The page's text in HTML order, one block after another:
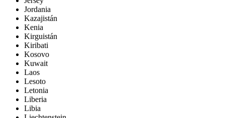
Jordania
Kazajistán
Kenia
Kirguistán
Kiribati
Kosovo
Kuwait
Laos
Lesoto
Letonia
Liberia
Libia